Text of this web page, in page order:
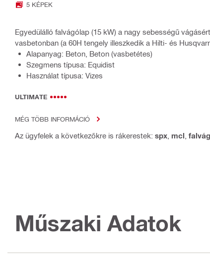
5 KÉPEK
Egyedülálló falvágólap (15 kW) a nagy sebességű
vasbetonban (a 60H tengely illeszkedik a Hilti- és
Alapanyag: Beton, Beton (vasbetétes)
Szegmens típusa: Equidist
Használat típusa: Vizes
ULTIMATE
MÉG TÖBB INFORMÁCIÓ
Az ügyfelek a következőkre is rákerestek: spx mcl
Műszaki Adatok